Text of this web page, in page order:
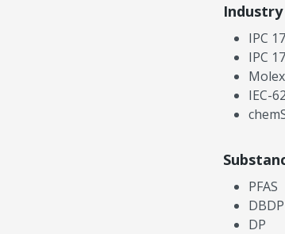
IPC
IPC
IEC-
PFAS
DP